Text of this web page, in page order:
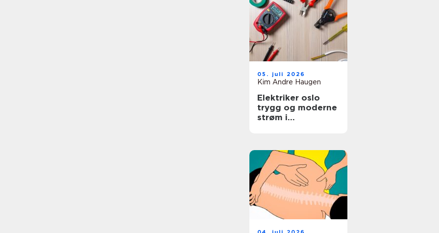
05. juli 2026
Kim Andre Haugen
Elektriker oslo
trygg og moderne
strøm i